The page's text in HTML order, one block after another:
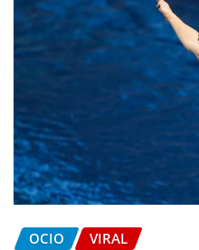
OCIO VIRAL